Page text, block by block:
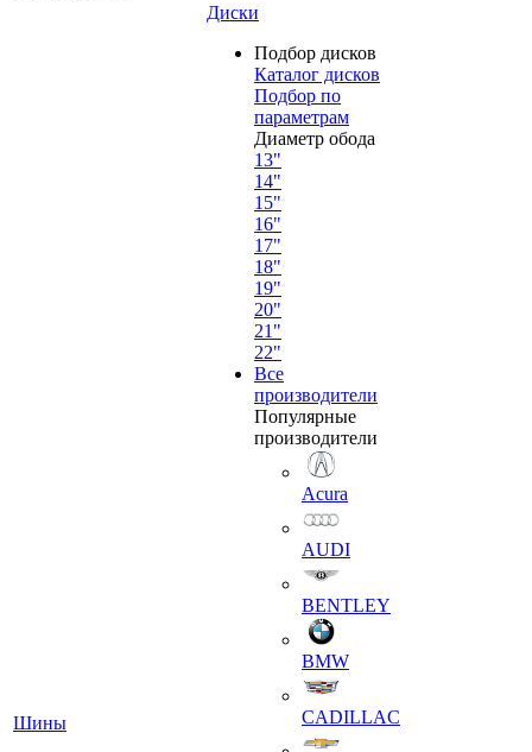
Шины
Диски
Подбор дисков
Каталог дисков
Подбор по
параметрам
Диаметр обода
13"
14"
15"
16"
17"
18"
19"
20"
21"
22"
Все
производители
Популярные
производители
Acura
AUDI
BENTLEY
BMW
CADILLAC